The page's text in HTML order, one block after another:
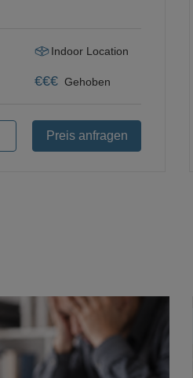
Indoor Location
€€€ Gehoben
Preis anfragen